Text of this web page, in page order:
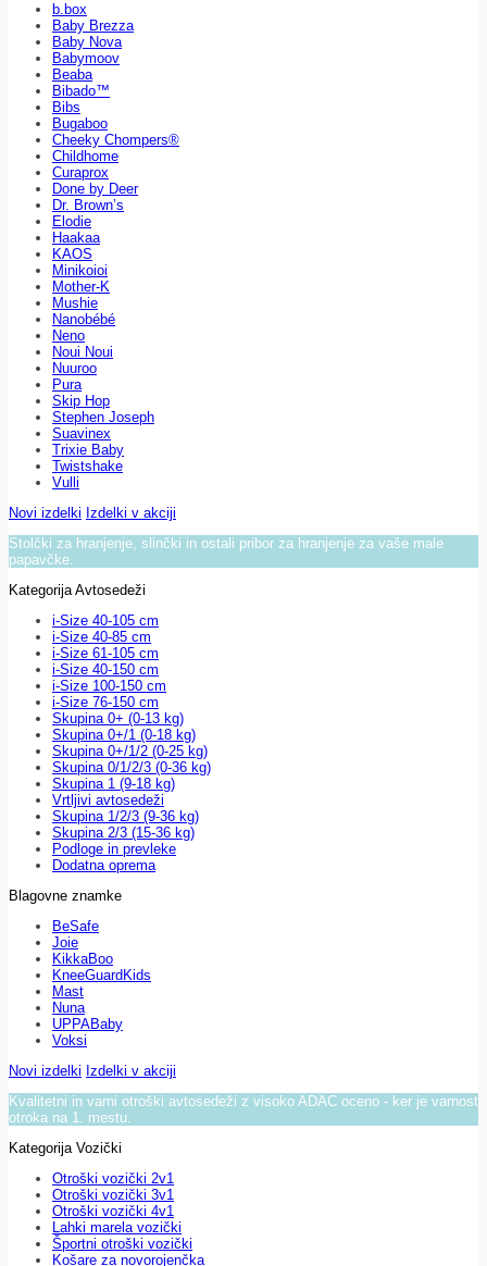
b.box
Baby Brezza
Baby Nova
Babymoov
Beaba
Bibado™
Bibs
Bugaboo
Cheeky Chompers®
Childhome
Curaprox
Done by Deer
Dr. Brown’s
Elodie
Haakaa
KAOS
Minikoioi
Mother-K
Mushie
Nanobébé
Neno
Noui Noui
Nuuroo
Pura
Skip Hop
Stephen Joseph
Suavinex
Trixie Baby
Twistshake
Vulli
Novi izdelki Izdelki v akciji
Stolčki za hranjenje, slinčki in ostali pribor za hranjenje za vaše male
papavčke.
Kategorija Avtosedeži
i-Size 40-105 cm
i-Size 40-85 cm
i-Size 61-105 cm
i-Size 40-150 cm
i-Size 100-150 cm
i-Size 76-150 cm
Skupina 0+ (0-13 kg)
Skupina 0+/1 (0-18 kg)
Skupina 0+/1/2 (0-25 kg)
Skupina 0/1/2/3 (0-36 kg)
Skupina 1 (9-18 kg)
Vrtljivi avtosedeži
Skupina 1/2/3 (9-36 kg)
Skupina 2/3 (15-36 kg)
Podloge in prevleke
Dodatna oprema
Blagovne znamke
BeSafe
Joie
KikkaBoo
KneeGuardKids
Mast
Nuna
UPPABaby
Voksi
Novi izdelki Izdelki v akciji
Kvalitetni in varni otroški avtosedeži z visoko ADAC oceno - ker je varnost
otroka na 1. mestu.
Kategorija Vozički
Otroški vozički 2v1
Otroški vozički 3v1
Otroški vozički 4v1
Lahki marela vozički
Športni otroški vozički
Košare za novorojenčka